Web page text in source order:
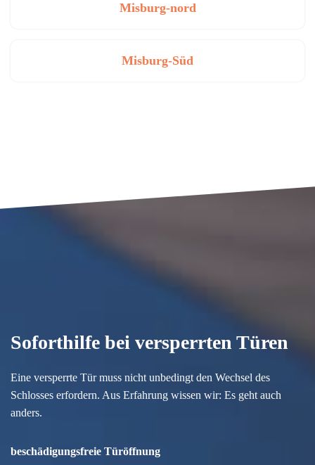
Misburg-nord
Misburg-Süd
Soforthilfe bei versperrten Türen
Eine versperrte Tür muss nicht unbedingt den Wechsel des
Schlosses erfordern. Aus Erfahrung wissen wir: Es geht auch
anders.
beschädigungsfreie Türöffnung